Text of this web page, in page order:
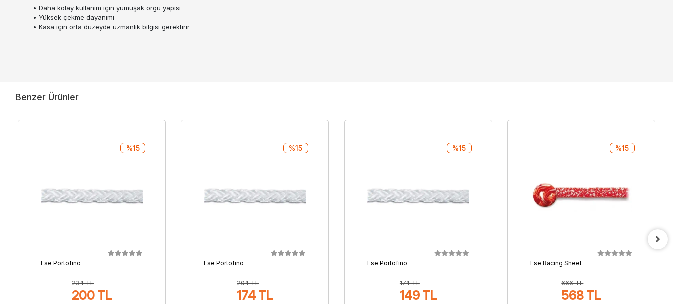
• Daha kolay kullanım için yumuşak örgü yapısı
• Yüksek çekme dayanımı
• Kasa için orta düzeyde uzmanlık bilgisi gerektirir
Benzer Ürünler
Fse Portofino
234 TL
200 TL
%15
Fse Portofino
204 TL
174 TL
%15
Fse Portofino
174 TL
149 TL
%15
Fse Racing Sheet
666 TL
568 TL
%15